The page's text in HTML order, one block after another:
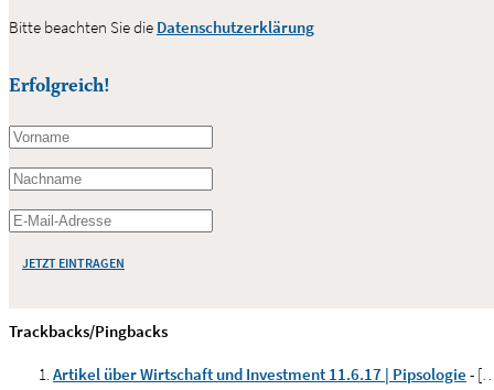
Bitte beachten Sie die Datenschutzerklärung
Erfolgreich!
JETZT EINTRAGEN
Trackbacks/Pingbacks
Artikel über Wirtschaft und Investment 11.6.17 | Pipsologie -